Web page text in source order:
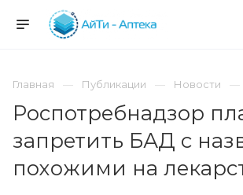
Главная Публикации Новости
Роспотребнадзор
запретить БАД с
похожими на